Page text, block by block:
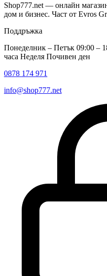
Shop777.net — онлайн
дом и бизнес. Част от Evros
Поддръжка
Понеделник – Петък 09:00 –
часа Неделя Почивен ден
0878 174 971
info@shop777.net